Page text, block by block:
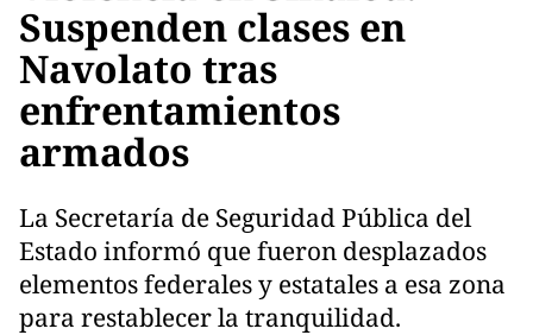
Suspenden clases en
Navolato tras
enfrentamientos
armados
La Secretaría de Seguridad Pública del
Estado informó que fueron desplazados
elementos federales y estatales a esa zona
para restablecer la tranquilidad.